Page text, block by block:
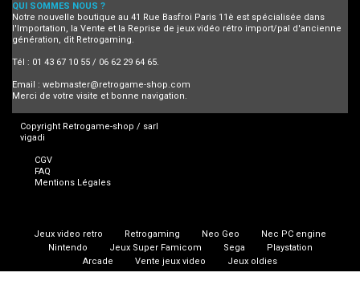
QUI SOMMES NOUS ?
Notre nouvelle boutique au 41 Rue Basfroi Paris 11è est spécialisée dans
l'Importation, la Vente et la Reprise de jeux vidéo rétro import/pal d'ancienne
génération, dit Retrogaming.
Tél : 01 43 67 10 55 / 06 62 29 64 65.
Email : webmaster@retrogame-shop.com
Merci de votre visite et bonne navigation.
Copyright Retrogame-shop / sarl
vigadi
CGV
FAQ
Mentions Légales
Jeux video retro Retrogaming Neo Geo
Nec PC engine
Nintendo
Jeux Super Famicom Sega
Playstation
Arcade
Vente jeux video Jeux oldies